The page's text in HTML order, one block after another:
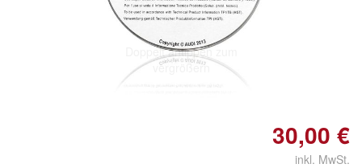
Doppelt antippen zum
vergrößern
30,00 €
inkl. MwSt.